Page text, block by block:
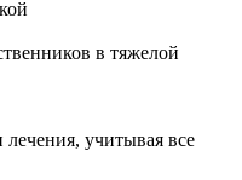
в тяжелой
учитывая все